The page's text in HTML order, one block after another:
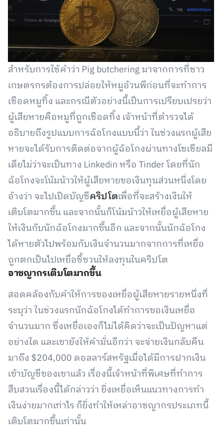
สำหรับการใช้คำว่า Pig butchering มาจากการที่ชาว
เกษตรกรต้องการปล่อยให้หมูอ้วนพีก่อนที่จะทำการ
เชือดหมูทิ้ง และกรณีตัวอย่างนี้เป็นการเปรียบเปรยว่า
ผู้เสียหายคือหมูที่ถูกเชือดทิ้ง เจ้าหน้าที่ตำรวจได้
อธิบายถึงรูปแบบการฉ้อโกงแบบนี้ว่า ในช่วงแรกผู้เสีย
หายจะได้รับการติดต่อจากผู้ฉ้อโกงผ่านทางโซเชียลมี
เดียไม่ว่าจะเป็นทาง Linkedin หรือ Tinder โดยที่นัก
ฉ้อโกงจะโน้มน้าวให้ผู้เสียหายขอเงินทุนส่วนหนึ่งโดย
อ้างว่า จะไปเปิดบัญชีคริปโตเพื่อที่จะสร้างเงินให้
เติบโตมากขึ้น และจากนั้นก็โน้มน้าวให้เหยื่อผู้เสียหาย
ให้เงินกับนักฉ้อโกงมากขึ้นอีก และจากนั้นนักฉ้อโกง
ได้หายตัวไปพร้อมกับเงินจำนวนมากจากการที่เหยื่อ
ถูกตกเป็นไปเหยื่อชี้ชวนให้ลงทุนในคริปโต
อาชญากรเติบโตมากขึ้น
สอดคล้องกับคำให้การของเหยื่อผู้เสียหายรายหนึ่งที่
ระบุว่า ในช่วงแรกนักฉ้อโกงได้ทำการขอเงินเหยื่อ
จำนวนมาก ซึ่งเหยื่อเองก็ไม่ได้คิดว่าจะเป็นปัญหาแต่
อย่างใด และเขายังให้คำมั่นอีกว่า จะจ่ายเงินกลับคืน
มาถึง $204,000 ดอลลาร์สหรัฐเมื่อได้มีการฝากเงิน
เข้าบัญชีของเขาแล้ว เรื่องนี้เจ้าหน้าที่พิเศษที่ทำการ
สืบสวนเรื่องนี้ได้กล่าวว่า ยิ่งเหยื่อเห็นแนวทางการทำ
เงินง่ายมากเท่าไร ก็ยิ่งทำให้เหล่าอาชญากรประเภทนี้
เติบโตมากขึ้นเท่านั้น